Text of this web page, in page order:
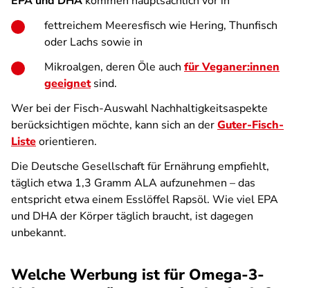
fettreichem Meeresfisch wie Hering, Thunfisch
oder Lachs sowie in
Mikroalgen, deren Öle auch für Veganer:innen
geeignetsind.
Wer bei der Fisch-Auswahl Nachhaltigkeitsaspekte
berücksichtigen möchte, kann sich an derGuter-Fisch-
Listeorientieren.
Die Deutsche Gesellschaft für Ernährung empfiehlt,
täglich etwa 1,3 Gramm ALA aufzunehmen – das
entspricht etwa einem Esslöffel Rapsöl. Wie viel EPA
und DHA der Körper täglich braucht, ist dagegen
unbekannt.
Welche Werbung ist für Omega-3-